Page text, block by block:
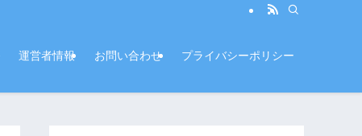
運営者情報 お問い合わせ プライバシーポリシー